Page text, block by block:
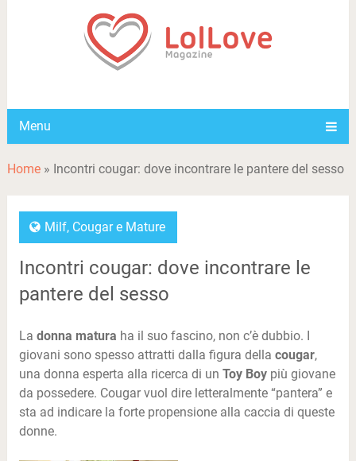
Menu
Home» Incontri cougar: dove incontrare le pantere del sesso
Milf, Cougar e Mature
Incontri cougar: dove incontrare le
pantere del sesso
La donna matura ha il suo fascino, non c’è dubbio. I
giovani sono spesso attratti dalla figura della cougar,
una donna esperta alla ricerca di un Toy Boypiù giovane
da possedere. Cougar vuol dire letteralmente “pantera” e
sta ad indicare la forte propensione alla caccia di queste
donne.